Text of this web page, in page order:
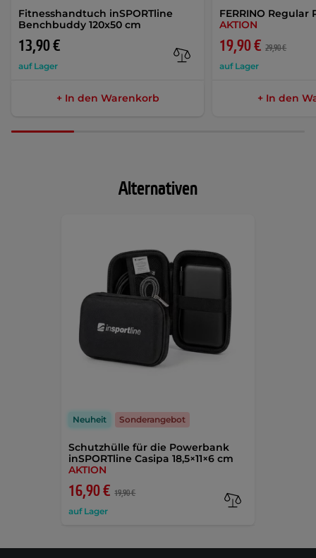
Fitnesshandtuch inSPORTline
Benchbuddy 120x50 cm
13,90 €
auf Lager
+ In den Warenkorb
FERRINO Regular
AKTION
19,90 € 29,90 €
auf Lager
+ In den
Alternativen
Schutzhülle für die Powerbank
inSPORTline Casipa 18,5×11×6 cm
AKTION
16,90 € 19,90 €
auf Lager
Neuheit Sonderangebot